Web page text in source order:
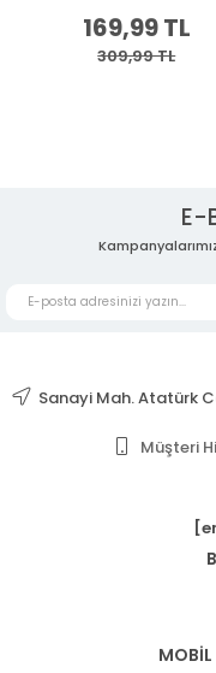
169,99 TL
309,99 TL
E-
Sanayi Mah. Atatürk
Müşteri